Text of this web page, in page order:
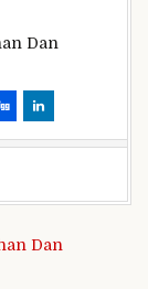
Dan
Dan